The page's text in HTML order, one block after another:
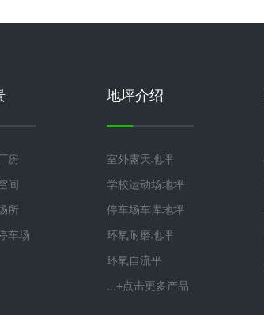
房
间
所
车场
地坪介绍
室外露天地坪
学校运动场地坪
停车场车库地坪
环氧耐磨地坪
环氧自流平
...+点击更多产品